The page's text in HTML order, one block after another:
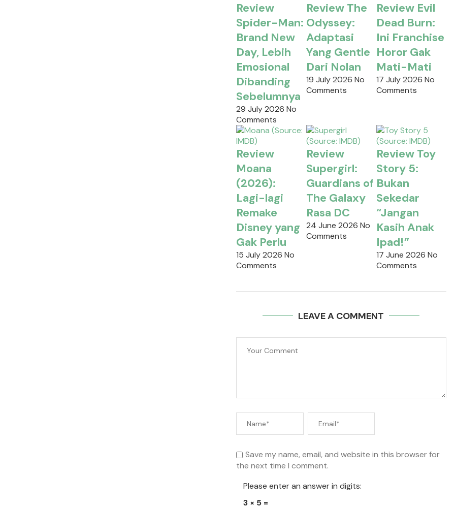
Review
Spider-Man:
Brand New
Day, Lebih
Emosional
Dibanding
Sebelumnya
29 July 2026No
Comments
Review The
Odyssey:
Adaptasi
Yang Gentle
Dari Nolan
19 July 2026No
Comments
Review Evil
Dead Burn:
Ini Franchise
Horor Gak
Mati-Mati
17 July 2026 No
Comments
Review
Moana
(2026):
Lagi-lagi
Remake
Disney yang
Gak Perlu
15 July 2026No
Comments
Review
Supergirl:
Guardians of
The Galaxy
Rasa DC
24 June 2026No
Comments
Review Toy
Story 5:
Bukan
Sekedar
“Jangan
Kasih Anak
Ipad!”
17 June 2026 No
Comments
LEAVE A COMMENT
Save my name, email, and website in this browser for
the next time I comment.
Please enter an answer in digits:
3 × 5 =